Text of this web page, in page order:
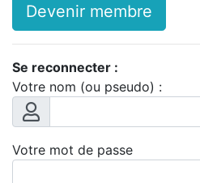
Devenir membre
Se reconnecter :
Votre nom (ou pseudo) :
Votre mot de passe